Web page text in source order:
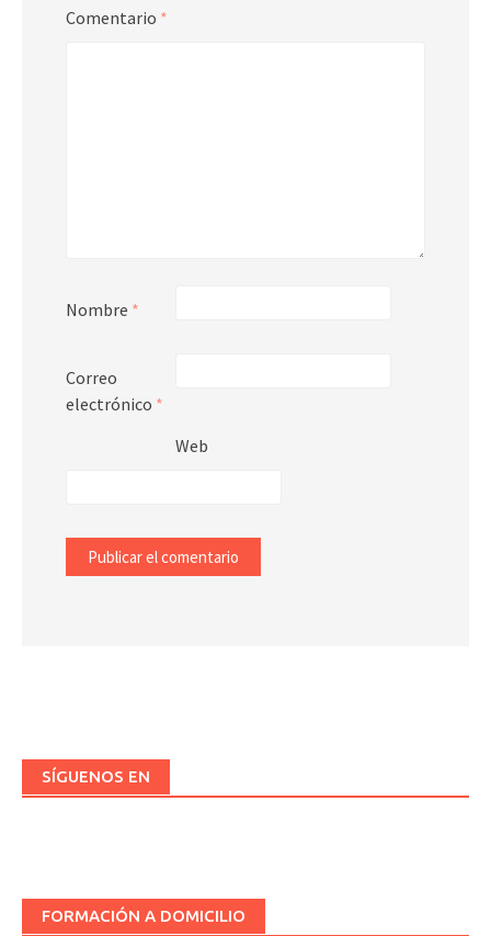
Comentario *
Nombre *
Correo
electrónico *
Web
SÍGUENOS EN
FORMACIÓN A DOMICILIO